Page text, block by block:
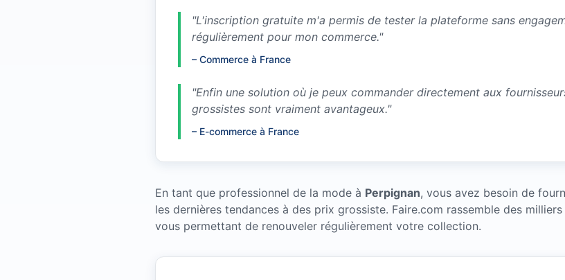
"L'inscription gratuite m'a permis de tester la plateforme sans
régulièrement pour mon commerce."
– Commerce à France
"Enfin une solution où je peux commander directement aux
grossistes sont vraiment avantageux."
– E-commerce à France
En tant que professionnel de la mode à Perpignan, vous avez besoin de
les dernières tendances à des prix grossiste. Faire.com rassemble des
vous permettant de renouveler régulièrement votre collection.